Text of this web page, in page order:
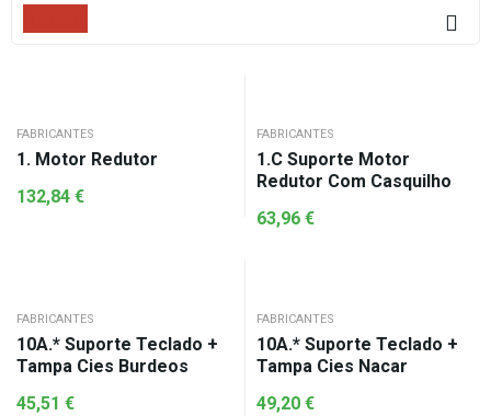
FABRICANTES
1. Motor Redutor
132,84 €
FABRICANTES
1.C Suporte Motor
Redutor Com Casquilho
63,96 €
FABRICANTES
10A.* Suporte Teclado +
Tampa Cies Burdeos
45,51 €
FABRICANTES
10A.* Suporte Teclado +
Tampa Cies Nacar
49,20 €